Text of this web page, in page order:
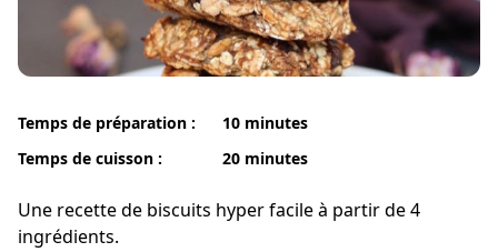
Temps de préparation :
Temps de cuisson :
10 minutes
20 minutes
Une recette de biscuits hyper facile à partir de 4
ingrédients.